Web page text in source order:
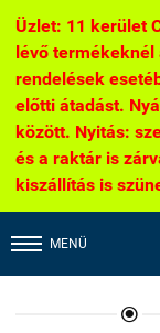
Üzlet: 11 kerület
lévő
rendelések
előtti átadást.
között. Nyitás:
és a raktár is
kiszállítás is
MENÜ
